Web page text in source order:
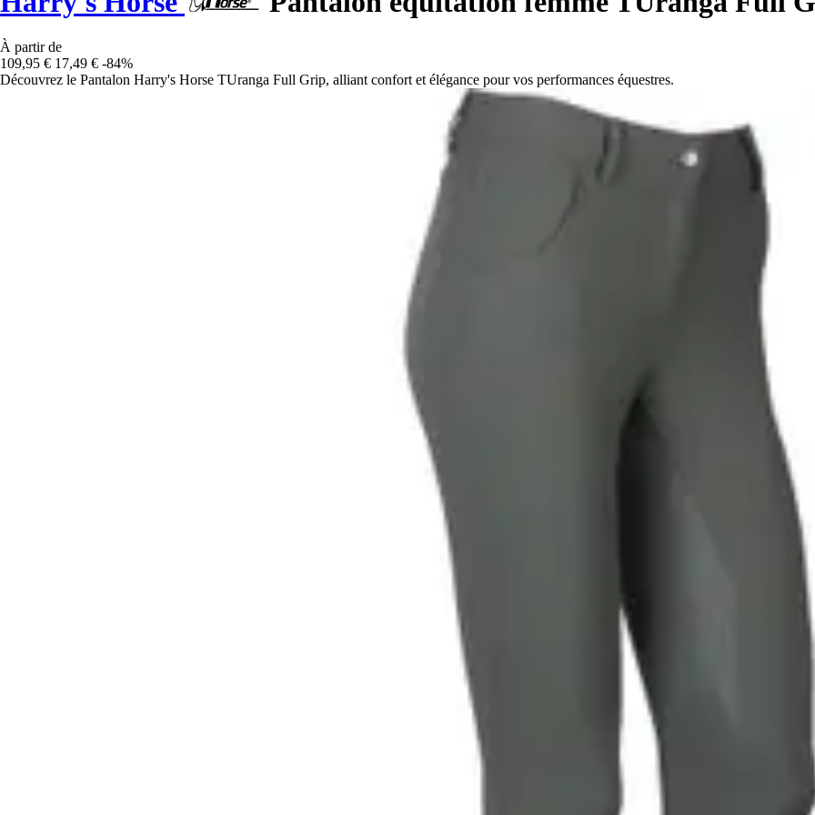
À partir de
109,95 € 17,49 € -84%
Découvrez le Pantalon Harry's Horse TUranga Full Grip, alliant confort et élégance pour vos performances équestres.